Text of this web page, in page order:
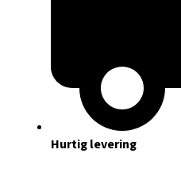
Hurtig levering